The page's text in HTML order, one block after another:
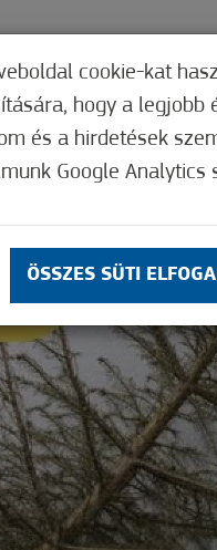
ÉLMÉNYSZERZÉS ZÖLD
cookie-kat
hogy a legjobb
és a hirdetések
Google Analytics
ÖSSZES SÜTI